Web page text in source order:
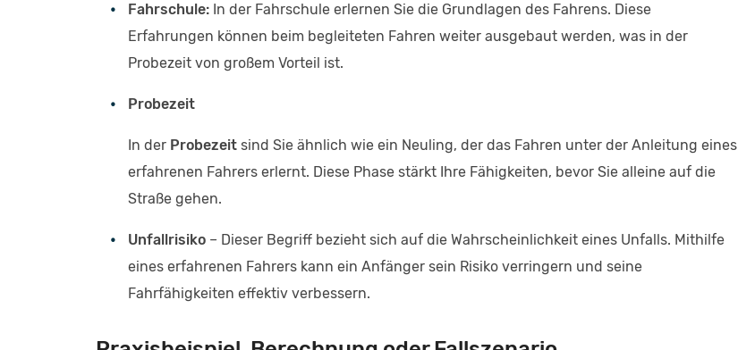
Fahrschule: In der Fahrschule erlernen Sie die Grundlagen des Fahrens. Diese
Erfahrungen können beim begleiteten Fahren weiter ausgebaut werden, was in der
Probezeit von großem Vorteil ist.
Probezeit
In der Probezeit sind Sie ähnlich wie ein Neuling, der das Fahren unter der Anleitung eines
erfahrenen Fahrers erlernt. Diese Phase stärkt Ihre Fähigkeiten, bevor Sie alleine auf die
Straße gehen.
Unfallrisiko – Dieser Begriff bezieht sich auf die Wahrscheinlichkeit eines Unfalls. Mithilfe
eines erfahrenen Fahrers kann ein Anfänger sein Risiko verringern und seine
Fahrfähigkeiten effektiv verbessern.